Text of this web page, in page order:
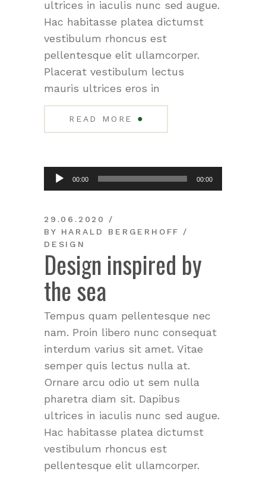
ultrices in iaculis nunc sed augue.
Hac habitasse platea dictumst
vestibulum rhoncus est
pellentesque elit ullamcorper.
Placerat vestibulum lectus
mauris ultrices eros in
READ MORE ●
Audio-
Player
00:00 00:00
29.06.2020
BY
HARALD BERGERHOFF
DESIGN
Design inspired by
the sea
Tempus quam pellentesque nec
nam. Proin libero nunc consequat
interdum varius sit amet. Vitae
semper quis lectus nulla at.
Ornare arcu odio ut sem nulla
pharetra diam sit. Dapibus
ultrices in iaculis nunc sed augue.
Hac habitasse platea dictumst
vestibulum rhoncus est
pellentesque elit ullamcorper.